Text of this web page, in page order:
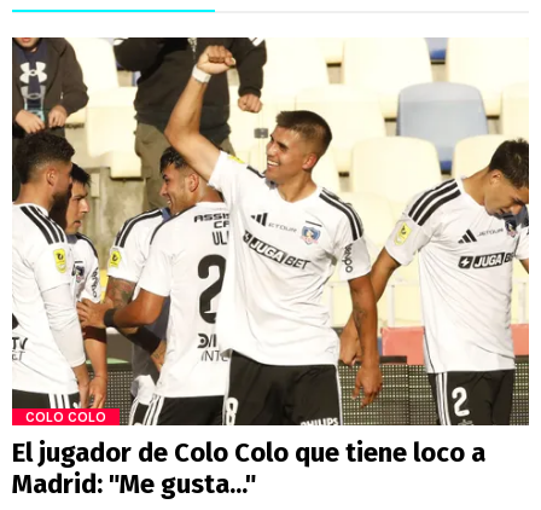
COLO COLO
El jugador de Colo Colo que tiene loco a
Madrid: "Me gusta..."